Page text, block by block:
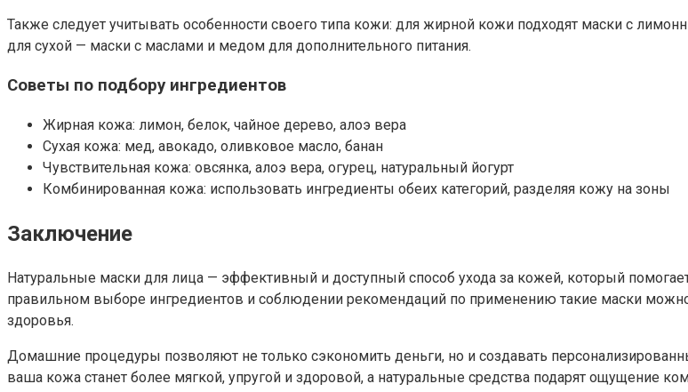
Также следует учитывать особенности своего типа кожи: для жирной кожи подходят маски с
для сухой — маски с маслами и медом для дополнительного питания.
Советы по подбору ингредиентов
Жирная кожа: лимон, белок, чайное дерево, алоэ вера
Сухая кожа: мед, авокадо, оливковое масло, банан
Чувствительная кожа: овсянка, алоэ вера, огурец, натуральный йогурт
Комбинированная кожа: использовать ингредиенты обеих категорий, разделяя кожу на зоны
Заключение
Натуральные маски для лица — эффективный и доступный способ ухода за кожей, который
правильном выборе ингредиентов и соблюдении рекомендаций по применению такие маски можно
здоровья.
Домашние процедуры позволяют не только сэкономить деньги, но и создавать
ваша кожа станет более мягкой, упругой и здоровой, а натуральные средства подарят ощущение